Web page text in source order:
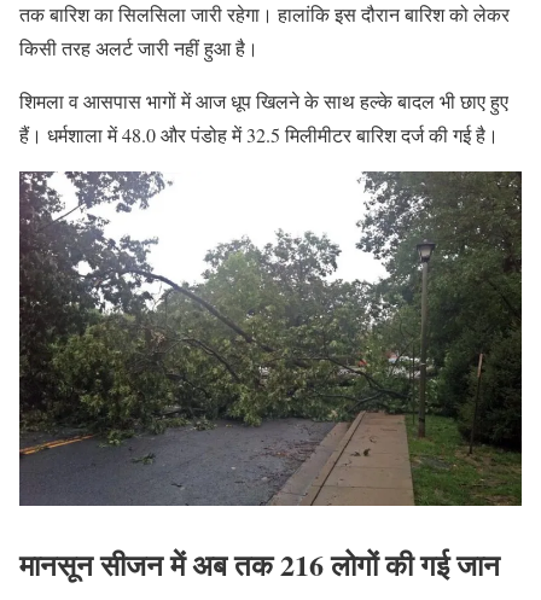
तक बारिश का सिलसिला जारी रहेगा। हालांकि इस दौरान बारिश को लेकर
किसी तरह अलर्ट जारी नहीं हुआ है।
शिमला व आसपास भागों में आज धूप खिलने के साथ हल्के बादल भी छाए हुए
हैं। धर्मशाला में 48.0 और पंडोह में 32.5 मिलीमीटर बारिश दर्ज की गई है।
मानसून सीजन में अब तक 216 लोगों की गई जान